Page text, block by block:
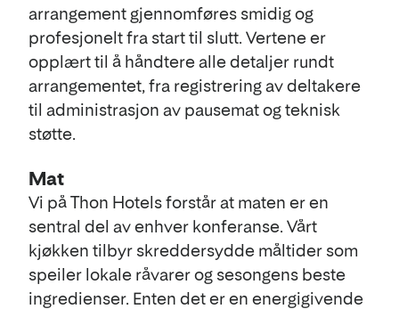
arrangement gjennomføres smidig og
profesjonelt fra start til slutt. Vertene er
opplært til å håndtere alle detaljer rundt
arrangementet, fra registrering av deltakere
til administrasjon av pausemat og teknisk
støtte.
Mat
Vi på Thon Hotels forstår at maten er en
sentral del av enhver konferanse. Vårt
kjøkken tilbyr skreddersydde måltider som
speiler lokale råvarer og sesongens beste
ingredienser. Enten det er en energigivende